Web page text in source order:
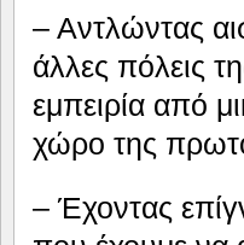
– Αντλώντας
άλλες πόλεις
εμπειρία από
χώρο της
– Έχοντας